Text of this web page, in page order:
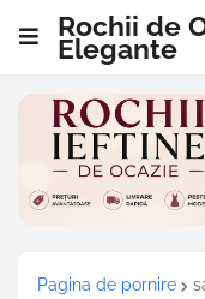
Rochii de
Elegante
Pagina de pornire